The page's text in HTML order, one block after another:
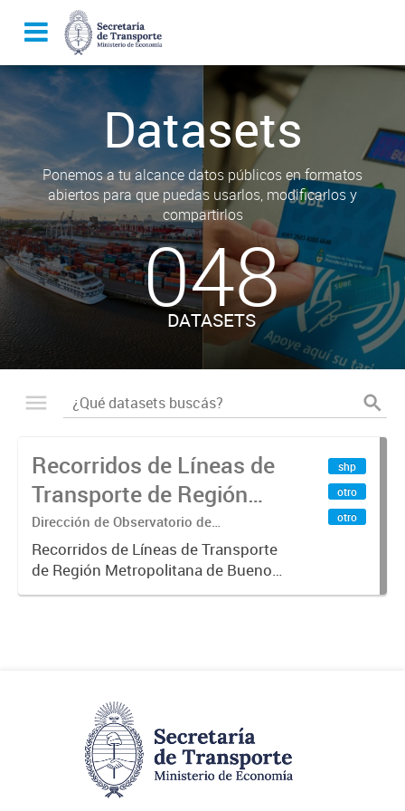
Datasets
Ponemos a tu alcance datos públicos en formatos
abiertos para que puedas usarlos, modificarlos y
compartirlos
048
DATASETS
Recorridos de Líneas de
Transporte de Región
Metropolitana de
Buenos Aires (RMBA)
Dirección de Observatorio de
Transporte, Estudio y Sistemas
Recorridos de Líneas de Transporte
de Región Metropolitana de Buenos
Aires (RMBA).-
shp
otro
otro